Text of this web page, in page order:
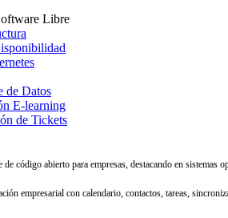
Libre
de Datos
E-learning
de Tickets
código abierto para empresas, destacando en
empresarial con calendario, contactos, tareas,